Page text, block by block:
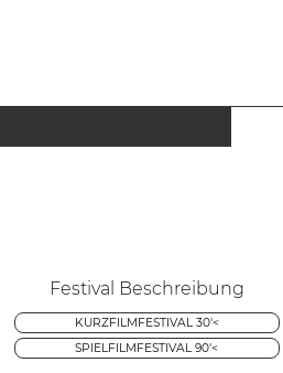
Festival Beschreibung
KURZFILMFESTIVAL 30'<
SPIELFILMFESTIVAL 90'<